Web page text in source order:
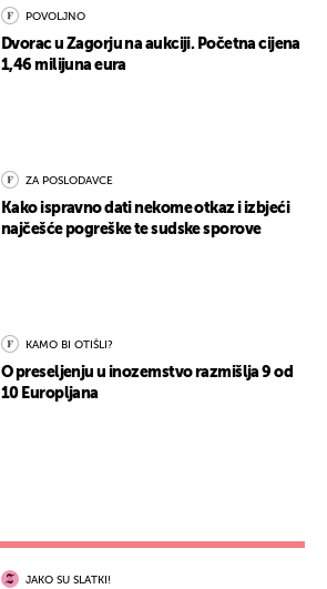
POVOLJNO
Dvorac u Zagorju na aukciji. Početna cijena
1,46 milijuna eura
ZA POSLODAVCE
Kako ispravno dati nekome otkaz i izbjeći
najčešće pogreške te sudske sporove
KAMO BI OTIŠLI?
O preseljenju u inozemstvo razmišlja 9 od
10 Europljana
JAKO SU SLATKI!